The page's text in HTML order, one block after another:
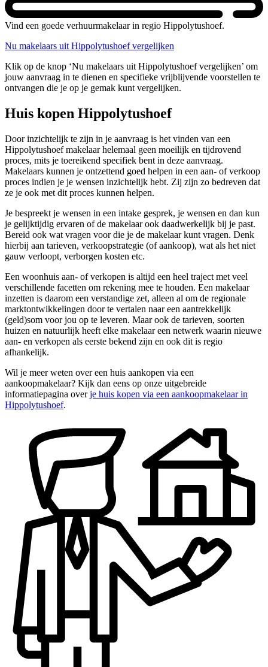
Vind een goede verhuurmakelaar in regio Hippolytushoef.
Nu makelaars uit Hippolytushoef vergelijken
Klik op de knop ‘Nu makelaars uit Hippolytushoef vergelijken’ om
jouw aanvraag in te dienen en specifieke vrijblijvende voorstellen te
ontvangen die je op je gemak kunt vergelijken.
Huis kopen Hippolytushoef
Door inzichtelijk te zijn in je aanvraag is het vinden van een
Hippolytushoef makelaar helemaal geen moeilijk en tijdrovend
proces, mits je toereikend specifiek bent in deze aanvraag.
Makelaars kunnen je ontzettend goed helpen in een aan- of verkoop
proces indien je je wensen inzichtelijk hebt. Zij zijn zo bedreven dat
ze je ook met dit proces kunnen helpen.
Je bespreekt je wensen in een intake gesprek, je wensen en dan kun
je gelijktijdig ervaren of de makelaar ook daadwerkelijk bij je past.
Bereid ook wat vragen voor die je de makelaar kunt vragen. Denk
hierbij aan tarieven, verkoopstrategie (of aankoop), wat als het niet
gauw verloopt, verborgen kosten etc.
Een woonhuis aan- of verkopen is altijd een heel traject met veel
verschillende facetten om rekening mee te houden. Een makelaar
inzetten is daarom een verstandige zet, alleen al om de regionale
marktontwikkelingen door te vertalen naar een aantrekkelijk
(geld)som voor jou op te leveren. Maar ook de tarieven, soorten
huizen en natuurlijk heeft elke makelaar een netwerk waarin nieuwe
aan- en verkopen als eerste bekend zijn en ook dit is regio
afhankelijk.
Wil je meer weten over een huis aankopen via een
aankoopmakelaar? Kijk dan eens op onze uitgebreide
informatiepagina overje huis kopen via een aankoopmakelaar in
Hippolytushoef.